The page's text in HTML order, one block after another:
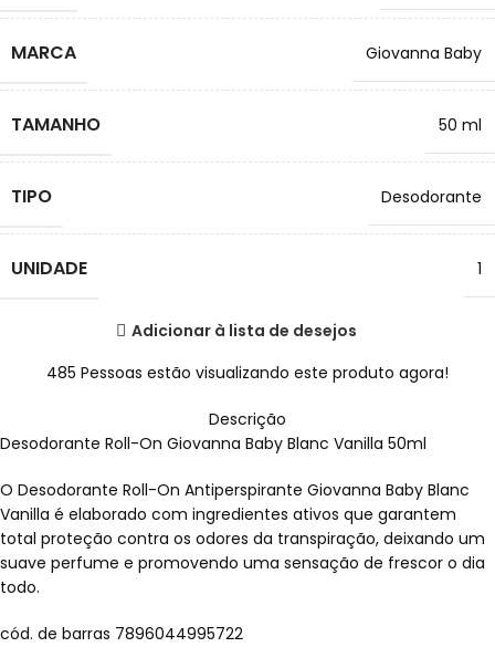
MARCA Giovanna Baby
TAMANHO 50 ml
TIPO Desodorante
UNIDADE 1
Adicionar à lista de desejos
485 Pessoas estão visualizando este produto agora!
Descrição
Desodorante Roll-On Giovanna Baby Blanc Vanilla 50ml
O Desodorante Roll-On Antiperspirante Giovanna Baby Blanc
Vanilla é elaborado com ingredientes ativos que garantem
total proteção contra os odores da transpiração, deixando um
suave perfume e promovendo uma sensação de frescor o dia
todo.
cód. de barras 7896044995722